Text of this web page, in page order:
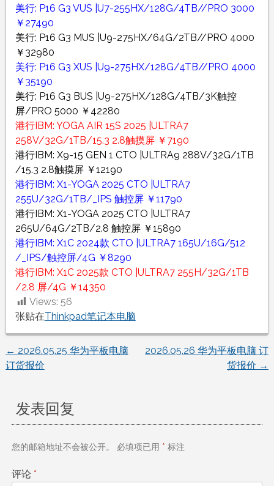
美行: P16 G3 VUS |U7-255HX/128G/4TB//PRO 3000
￥27490
美行: P16 G3 MUS |U9-275HX/64G/2TB//PRO 4000
￥32980
美行: P16 G3 XUS |U9-275HX/128G/4TB//PRO 4000
￥35190
美行: P16 G3 BUS |U9-275HX/128G/4TB/3K触控
屏/PRO 5000 ￥42280
港行IBM: YOGA AIR 15S 2025 |ULTRA7
258V/32G/1TB/15.3 2.8触摸屏 ￥7190
港行IBM: X9-15 GEN 1 CTO |ULTRA9 288V/32G/1TB
/15.3 2.8触摸屏 ￥12190
港行IBM: X1-YOGA 2025 CTO |ULTRA7
255U/32G/1TB/_IPS 触控屏 ￥11790
港行IBM: X1-YOGA 2025 CTO |ULTRA7
265U/64G/2TB/2.8 触控屏 ￥15890
港行IBM: X1C 2024款 CTO |ULTRA7 165U/16G/512
/_IPS/触控屏/4G ￥8290
港行IBM: X1C 2025款 CTO |ULTRA7 255H/32G/1TB
/2.8 屏/4G ￥14350
Views: 56
张贴在Thinkpad笔记本电脑
文
导
航
← 2026.05.25 华为平板电脑
订货报价
2026.05.26 华为平板电脑 订
货报价 →
发表回复
您的邮箱地址不会被公开。 必填项已用 * 标注
评论 *